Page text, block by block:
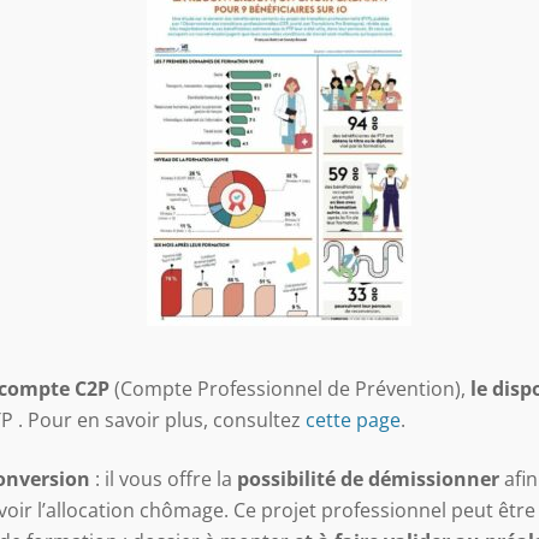
C2P(Compte Professionnel de Prévention), le
. Pour en savoir plus, consultez cette page.
: il vous offre la possibilité de démissionnerafin
l’allocation chômage. Ce projet professionnel peut